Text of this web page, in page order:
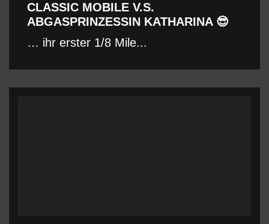
CLASSIC MOBILE V.S.
ABGASPRINZESSIN KATHARINA 😎
… ihr erster 1/8 Mile...